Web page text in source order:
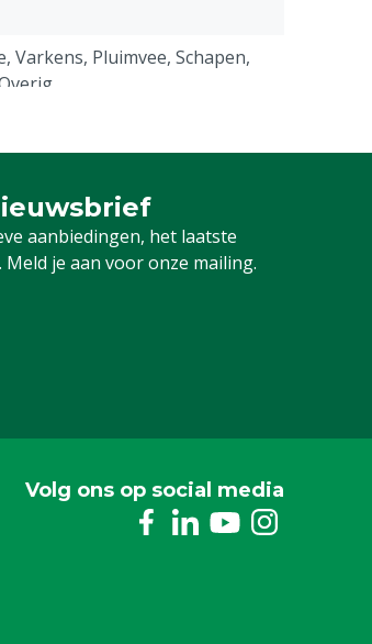
Varkens, Pluimvee, Schapen,
aanbiedingen, het laatste
je aan voor onze mailing.
nieuwsbrief
Volg ons op social media